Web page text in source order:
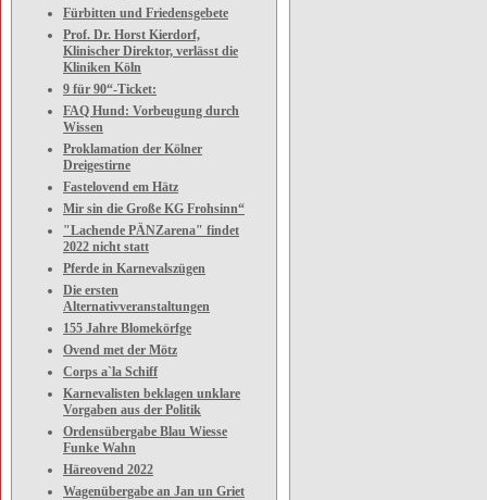
Fürbitten und Friedensgebete
Prof. Dr. Horst Kierdorf,
Klinischer Direktor, verlässt die
Kliniken Köln
9 für 90“-Ticket:
FAQ Hund: Vorbeugung durch
Wissen
Proklamation der Kölner
Dreigestirne
Fastelovend em Hätz
Mir sin die Große KG Frohsinn“
"Lachende PÄNZarena" findet
2022 nicht statt
Pferde in Karnevalszügen
Die ersten
Alternativveranstaltungen
155 Jahre Blomekörfge
Ovend met der Mötz
Corps a`la Schiff
Karnevalisten beklagen unklare
Vorgaben aus der Politik
Ordensübergabe Blau Wiesse
Funke Wahn
Häreovend 2022
Wagenübergabe an Jan un Griet